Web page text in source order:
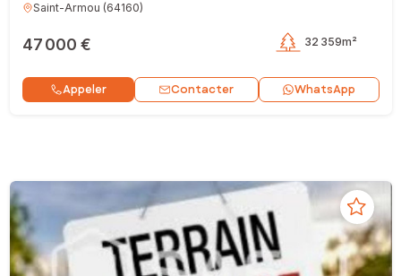
Saint-Armou (64160)
47 000 € 32 359m²
Appeler Contacter WhatsApp